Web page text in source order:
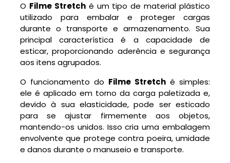
O Filme Stretché um tipo de material plástico
utilizado para embalar e proteger cargas
durante o transporte e armazenamento. Sua
principal característica é a capacidade de
esticar, proporcionando aderência e segurança
aos itens agrupados.
O funcionamento do Filme Stretch é simples:
ele é aplicado em torno da carga paletizada e,
devido à sua elasticidade, pode ser esticado
para se ajustar firmemente aos objetos,
mantendo-os unidos. Isso cria uma embalagem
envolvente que protege contra poeira, umidade
e danos durante o manuseio e transporte.